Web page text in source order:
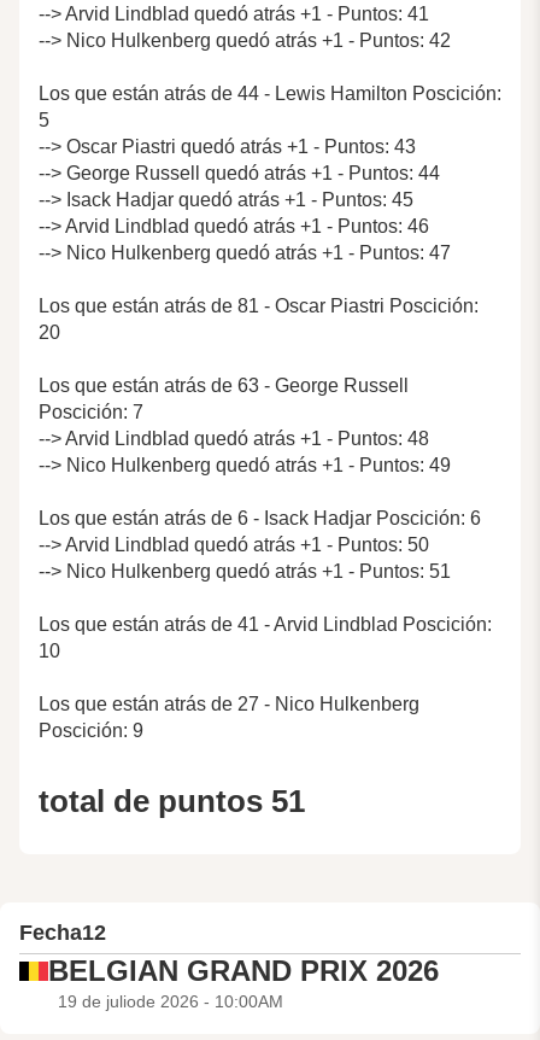
--> Arvid Lindblad quedó atrás +1 - Puntos: 41
--> Nico Hulkenberg quedó atrás +1 - Puntos: 42
Los que están atrás de 44 - Lewis Hamilton Poscición:
5
--> Oscar Piastri quedó atrás +1 - Puntos: 43
--> George Russell quedó atrás +1 - Puntos: 44
--> Isack Hadjar quedó atrás +1 - Puntos: 45
--> Arvid Lindblad quedó atrás +1 - Puntos: 46
--> Nico Hulkenberg quedó atrás +1 - Puntos: 47
Los que están atrás de 81 - Oscar Piastri Poscición:
20
Los que están atrás de 63 - George Russell
Poscición: 7
--> Arvid Lindblad quedó atrás +1 - Puntos: 48
--> Nico Hulkenberg quedó atrás +1 - Puntos: 49
Los que están atrás de 6 - Isack Hadjar Poscición: 6
--> Arvid Lindblad quedó atrás +1 - Puntos: 50
--> Nico Hulkenberg quedó atrás +1 - Puntos: 51
Los que están atrás de 41 - Arvid Lindblad Poscición:
10
Los que están atrás de 27 - Nico Hulkenberg
Poscición: 9
total de puntos 51
Fecha12
BELGIAN GRAND PRIX 2026
19 de juliode 2026 - 10:00AM